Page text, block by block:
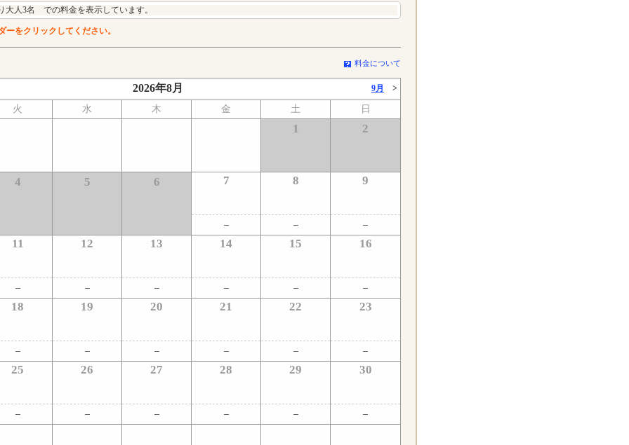
大人3名 での料金を表示しています。
ーをクリックしてください。
料金について
2026年8月 9月 >
火 水 木 金 土 日
1 2
4 5 6 7 8 9
11 12 13 14 15 16
18 19 20 21 22 23
25 26 27 28 29 30